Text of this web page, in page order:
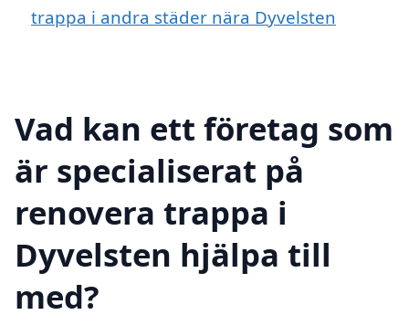
trappa i andra städer nära Dyvelsten
Vad kan ett företag som
är specialiserat på
renovera trappa i
Dyvelsten hjälpa till
med?